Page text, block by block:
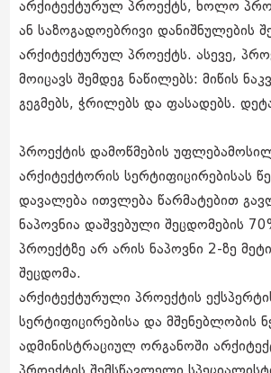
არქიტექტურულ პროექტს, ხოლო
ან საზოგადოებრივი დანიშნულების
არქიტექტურულ პროექტს. ასევე,
მოიცავს შემდეგ ნაწილებს: მიწის
გეგმებს, ჭრილებს და ფასადებს.
პროექტის დამოწმების
არქიტექტორის სერტიფიცირებისას
დავალება ითვლება წარმატებით
ნაპოვნია დაშვებული შეცდომების
პროექტზე არ არის ნაპოვნი 2-ზე
შეცდომა.
არქიტექტურული პროექტის
სერტიფიცირებისა და მშენებლობის
ადმინისტრაციულ ორგანოში